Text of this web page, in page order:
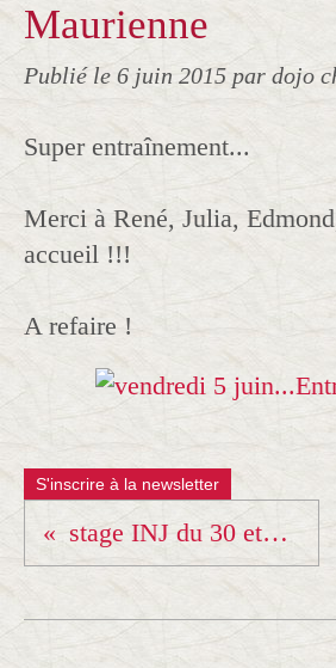
Maurienne
Publié le 6 juin 2015 par dojo
Super entraînement...
Merci à René, Julia,
accueil !!!
A refaire !
S'inscrire à la newsletter
stage INJ du 30 et31 mai